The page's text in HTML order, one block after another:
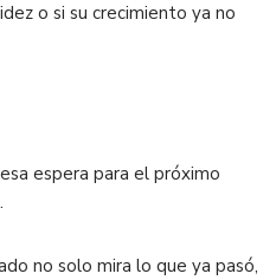
o si su crecimiento ya no
espera para el próximo
no solo mira lo que ya pasó,